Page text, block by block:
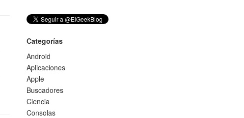
Categorías
Android
Aplicaciones
Apple
Buscadores
Ciencia
Consolas